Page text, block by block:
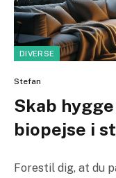
DIVERSE
Stefan
Skab
biopejse i
Forestil dig, at du